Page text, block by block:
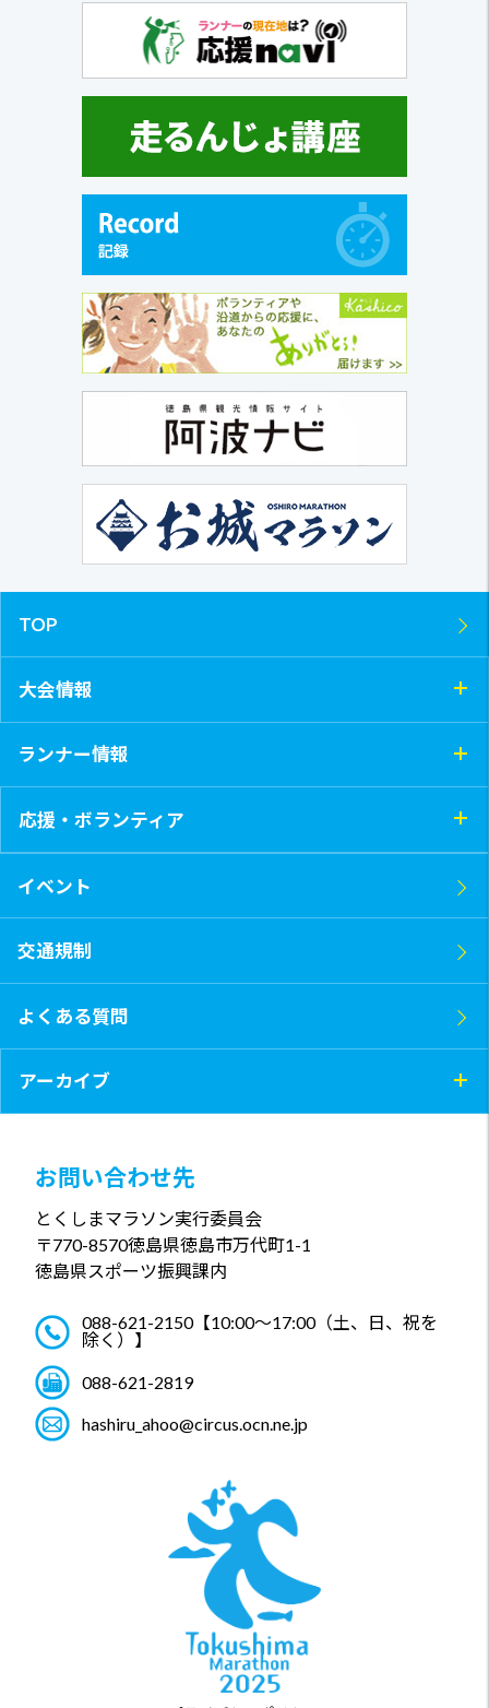
TOP
大会情報
ランナー情報
応援・ボランティア
イベント
交通規制
よくある質問
アーカイブ
お問い合わせ先
とくしまマラソン実行委員会
〒770-8570徳島県徳島市万代町1-1
徳島県スポーツ振興課内
088-621-2150【10:00～17:00（土、日、祝を
除く）】
088-621-2819
hashiru_ahoo@circus.ocn.ne.jp